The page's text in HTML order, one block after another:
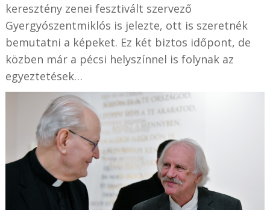
keresztény zenei fesztivált szervező
Gyergyószentmiklós is jelezte, ott is szeretnék
bemutatni a képeket. Ez két biztos időpont, de
közben már a pécsi helyszínnel is folynak az
egyeztetések…